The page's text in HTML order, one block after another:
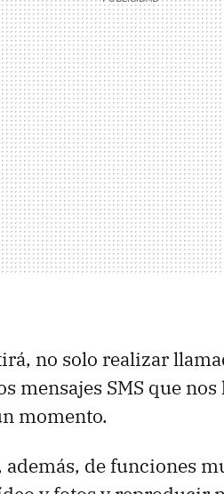
no solo realizar
mensajes SMS que
momento.
además, de funciones